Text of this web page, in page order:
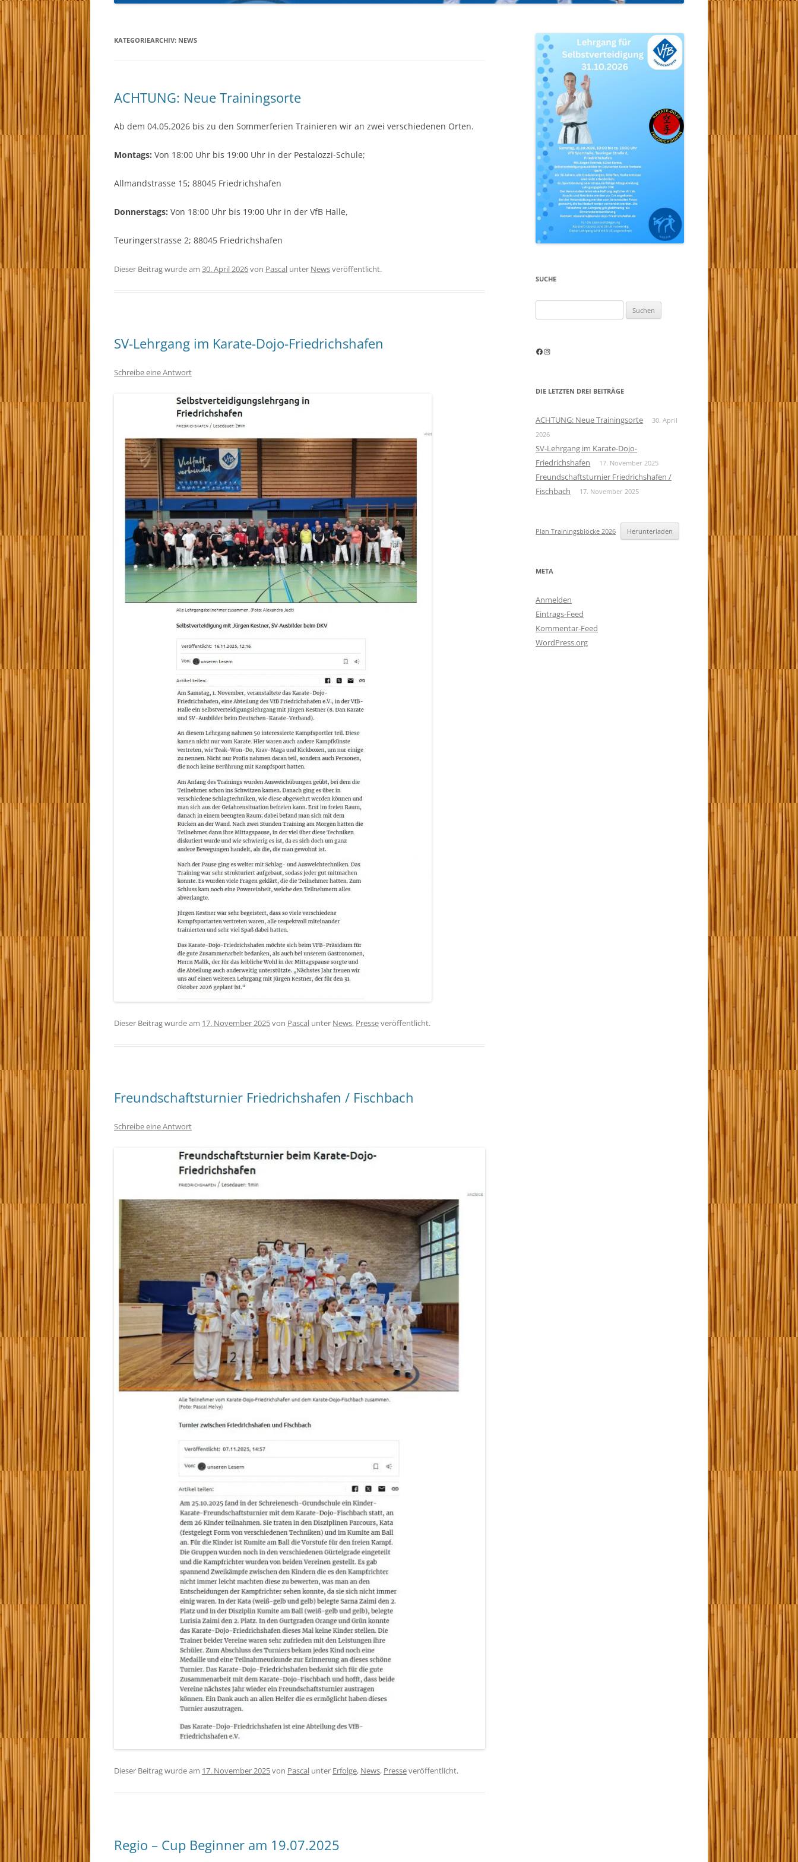
KATEGORIEARCHIV: NEWS
ACHTUNG: Neue Trainingsorte
Ab dem 04.05.2026 bis zu den Sommerferien Trainieren wir an zwei verschiedenen Orten.
Montags: Von 18:00 Uhr bis 19:00 Uhr in der Pestalozzi-Schule;
Allmandstrasse 15; 88045 Friedrichshafen
Donnerstags: Von 18:00 Uhr bis 19:00 Uhr in der VfB Halle,
Teuringerstrasse 2; 88045 Friedrichshafen
Dieser Beitrag wurde am 30. April 2026von Pascal unter Newsveröffentlicht.
SV-Lehrgang im Karate-Dojo-Friedrichshafen
Schreibe eine Antwort
Dieser Beitrag wurde am 17. November 2025von Pascal unter News, Presseveröffentlicht.
Freundschaftsturnier Friedrichshafen / Fischbach
Schreibe eine Antwort
Dieser Beitrag wurde am 17. November 2025von Pascal unter Erfolge, News, Presseveröffentlicht.
Regio – Cup Beginner am 19.07.2025
SUCHE
nach:
Facebook
Instagram
DIE LETZTEN DREI BEITRÄGE
ACHTUNG: Neue Trainingsorte
30. April
2026
SV-Lehrgang im Karate-Dojo-
Friedrichshafen
17. November 2025
Freundschaftsturnier Friedrichshafen /
Fischbach
17. November 2025
Plan Trainingsblöcke 2026 Herunterladen
META
Anmelden
Eintrags-Feed
Kommentar-Feed
WordPress.org